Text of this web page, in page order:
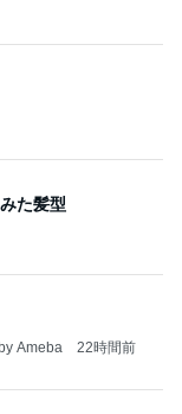
た髪型
Ameba 22時間前